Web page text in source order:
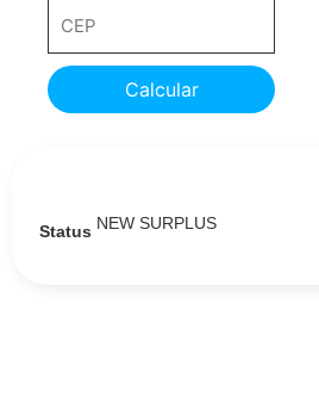
Calcular
Status NEW SURPLUS